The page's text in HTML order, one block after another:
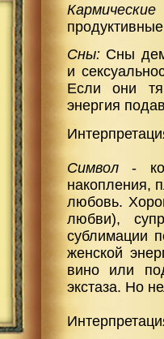
Сны: Сны
и
Если они
энергия
Символ-
накопления,
любовь.
любви),
сублимации
женской
вино или
экстаза. Но